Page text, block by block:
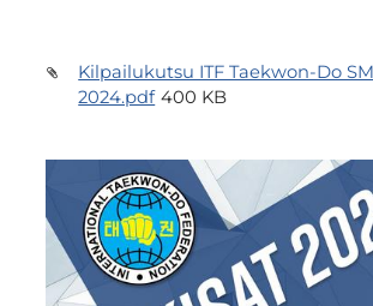
Kilpailukutsu ITF Taekwon-Do
2024.pdf 400 KB